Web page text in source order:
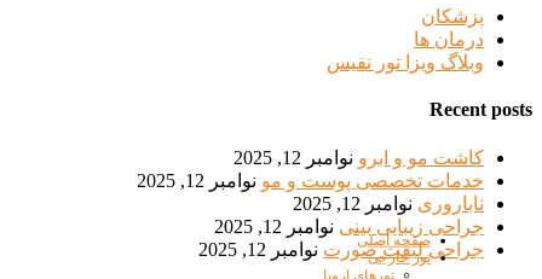
پزشکان
درمان ها
وبلاگ ویزا تور نفیس
Recent posts
کاشت مو و ابرو نوامبر 12, 2025
خدمات تخصصی پوست و مو نوامبر 12, 2025
ناباروری نوامبر 12, 2025
جراحی زیبایی بینی نوامبر 12, 2025
جراحی لیفت صورت نوامبر 12, 2025
صفحه اصلی
تور خارجی
تورهای اروپا